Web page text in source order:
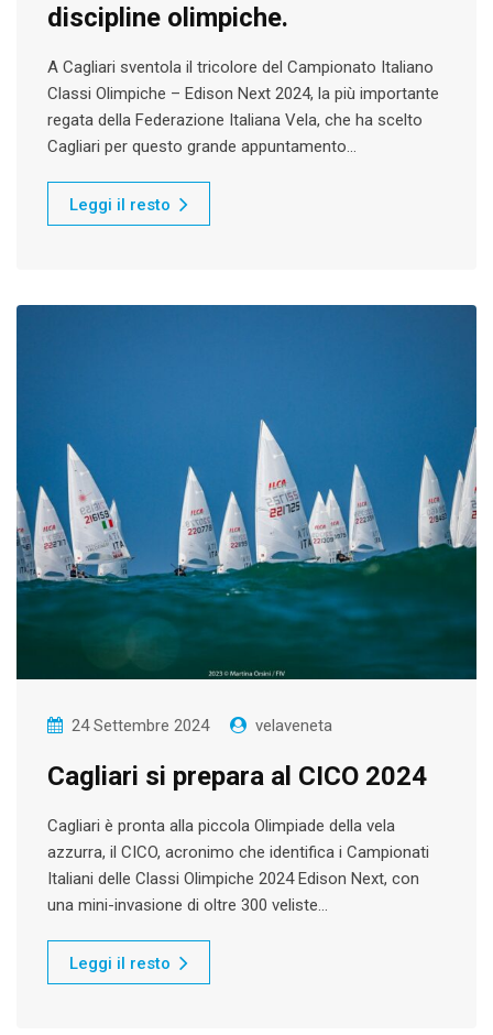
discipline olimpiche.
A Cagliari sventola il tricolore del Campionato Italiano
Classi Olimpiche – Edison Next 2024, la più importante
regata della Federazione Italiana Vela, che ha scelto
Cagliari per questo grande appuntamento…
Leggi il resto
24 Settembre 2024 velaveneta
Cagliari si prepara al CICO 2024
Cagliari è pronta alla piccola Olimpiade della vela
azzurra, il CICO, acronimo che identifica i Campionati
Italiani delle Classi Olimpiche 2024 Edison Next, con
una mini-invasione di oltre 300 veliste…
Leggi il resto